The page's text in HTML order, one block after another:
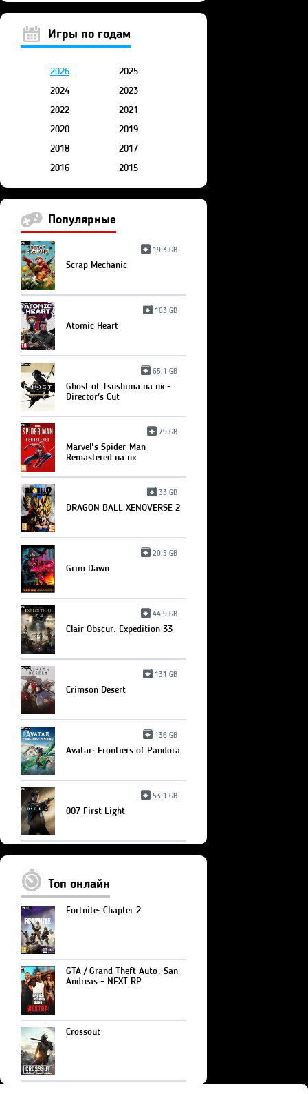
Игры по годам
2026
2025
2024
2023
2022
2021
2020
2019
2018
2017
2016
2015
Популярные
19.3 GB
Scrap Mechanic
163 GB
Atomic Heart
65.1 GB
Ghost of Tsushima на пк -
Director's Cut
79 GB
Marvel’s Spider-Man
Remastered на пк
33 GB
DRAGON BALL XENOVERSE 2
20.5 GB
Grim Dawn
44.9 GB
Clair Obscur: Expedition 33
131 GB
Crimson Desert
136 GB
Avatar: Frontiers of Pandora
53.1 GB
007 First Light
Топ онлайн
Fortnite: Chapter 2
GTA / Grand Theft Auto: San
Andreas - NEXT RP
Crossout